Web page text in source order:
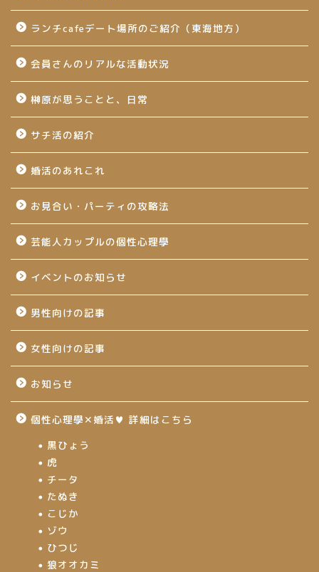
ランチcafeデート場所のご紹介（東海地方）
会員さんのリアルな活動状況
榊原が思うことと、日常
サチ活の紹介
婚活のあれこれ
お見合い・パーティの攻略法
芸能人カップルの個性心理學
イベントのお知らせ
男性向けの記事
女性向けの記事
お知らせ
個性心理學✕婚活♥ 詳細はこちら
黒ひょう
虎
チータ
たぬき
こじか
ゾウ
ひつじ
狼オオカミ